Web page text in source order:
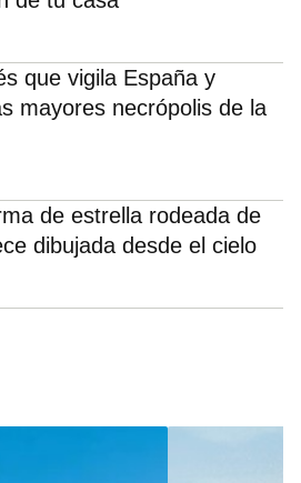
que vigila España y
mayores necrópolis de la
de estrella rodeada de
dibujada desde el cielo